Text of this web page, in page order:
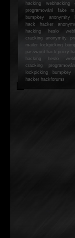
hackingwebhacking
programování fake
bumpkey anonymity
hackhacker
hackingheslo
cracking anonymity
mailer lockpicking
password hack proxy
hacking heslo
cracking
lockpicking
hackerhackforums